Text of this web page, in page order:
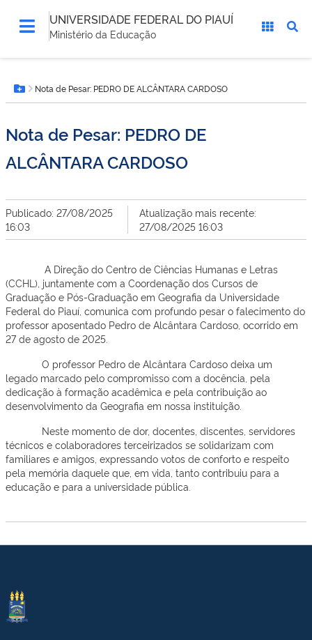
UNIVERSIDADE FEDERAL DO PIAUÍ
Ministério da Educação
está
aqui:Botão Menu
Nota de Pesar: PEDRO DE ALCÂNTARA CARDOSO
Nota de Pesar: PEDRO DE
ALCÂNTARA CARDOSO
Publicado: 27/08/2025
16:03
Atualização mais recente:
27/08/2025 16:03
A Direção do Centro de Ciências Humanas e Letras
(CCHL), juntamente com a Coordenação dos Cursos de
Graduação e Pós-Graduação em Geografia da Universidade
Federal do Piauí, comunica com profundo pesar o falecimento do
professor aposentado Pedro de Alcântara Cardoso, ocorrido em
27 de agosto de 2025.
O professor Pedro de Alcântara Cardoso deixa um
legado marcado pelo compromisso com a docência, pela
dedicação à formação acadêmica e pela contribuição ao
desenvolvimento da Geografia em nossa instituição.
Neste momento de dor, docentes, discentes, servidores
técnicos e colaboradores terceirizados se solidarizam com
familiares e amigos, expressando votos de conforto e respeito
pela memória daquele que, em vida, tanto contribuiu para a
educação e para a universidade pública.